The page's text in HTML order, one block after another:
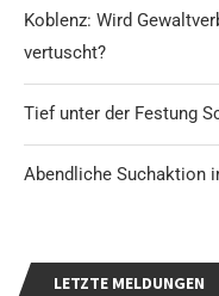
Koblenz: Wird
vertuscht?
Tief unter der Festung
Abendliche Suchaktion
LETZTE MELDUNGEN